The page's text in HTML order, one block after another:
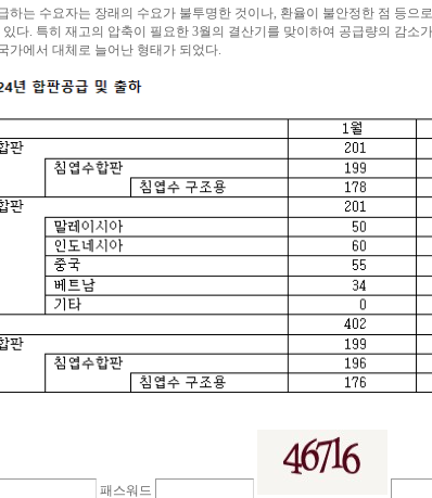
하는 수요자는 장래의 수요가 불투명한 것이나, 환율이 불안정한 점 등으
다. 특히 재고의 압축이 필요한 3월의 결산기를 맞이하여 공급량의 감소
가에서 대체로 늘어난 형태가 되었다.
패스워드